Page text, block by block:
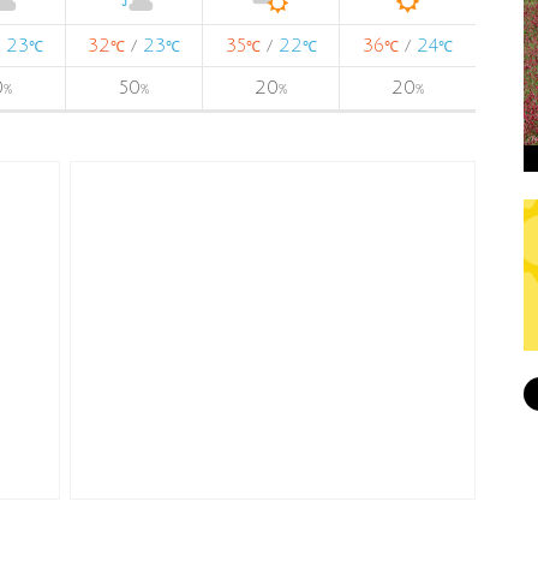
23℃ 32℃ / 23℃ 35℃/ 22℃ 36℃ / 24℃
% 50% 20% 20%